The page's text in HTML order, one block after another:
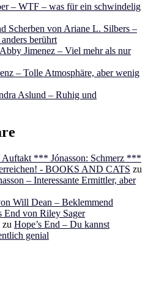
– WTF – was für ein schwindelig
Scherben von Ariane L. Silbers –
berührt
Jimenez – Viel mehr als nur
– Tolle Atmosphäre, aber wenig
Aslund – Ruhig und
*** Jónasson: Schmerz ***
- BOOKS AND CATS zu
– Interessante Ermittler, aber
Will Dean – Beklemmend
End von Riley Sager
zu Hope’s End – Du kannst
genial